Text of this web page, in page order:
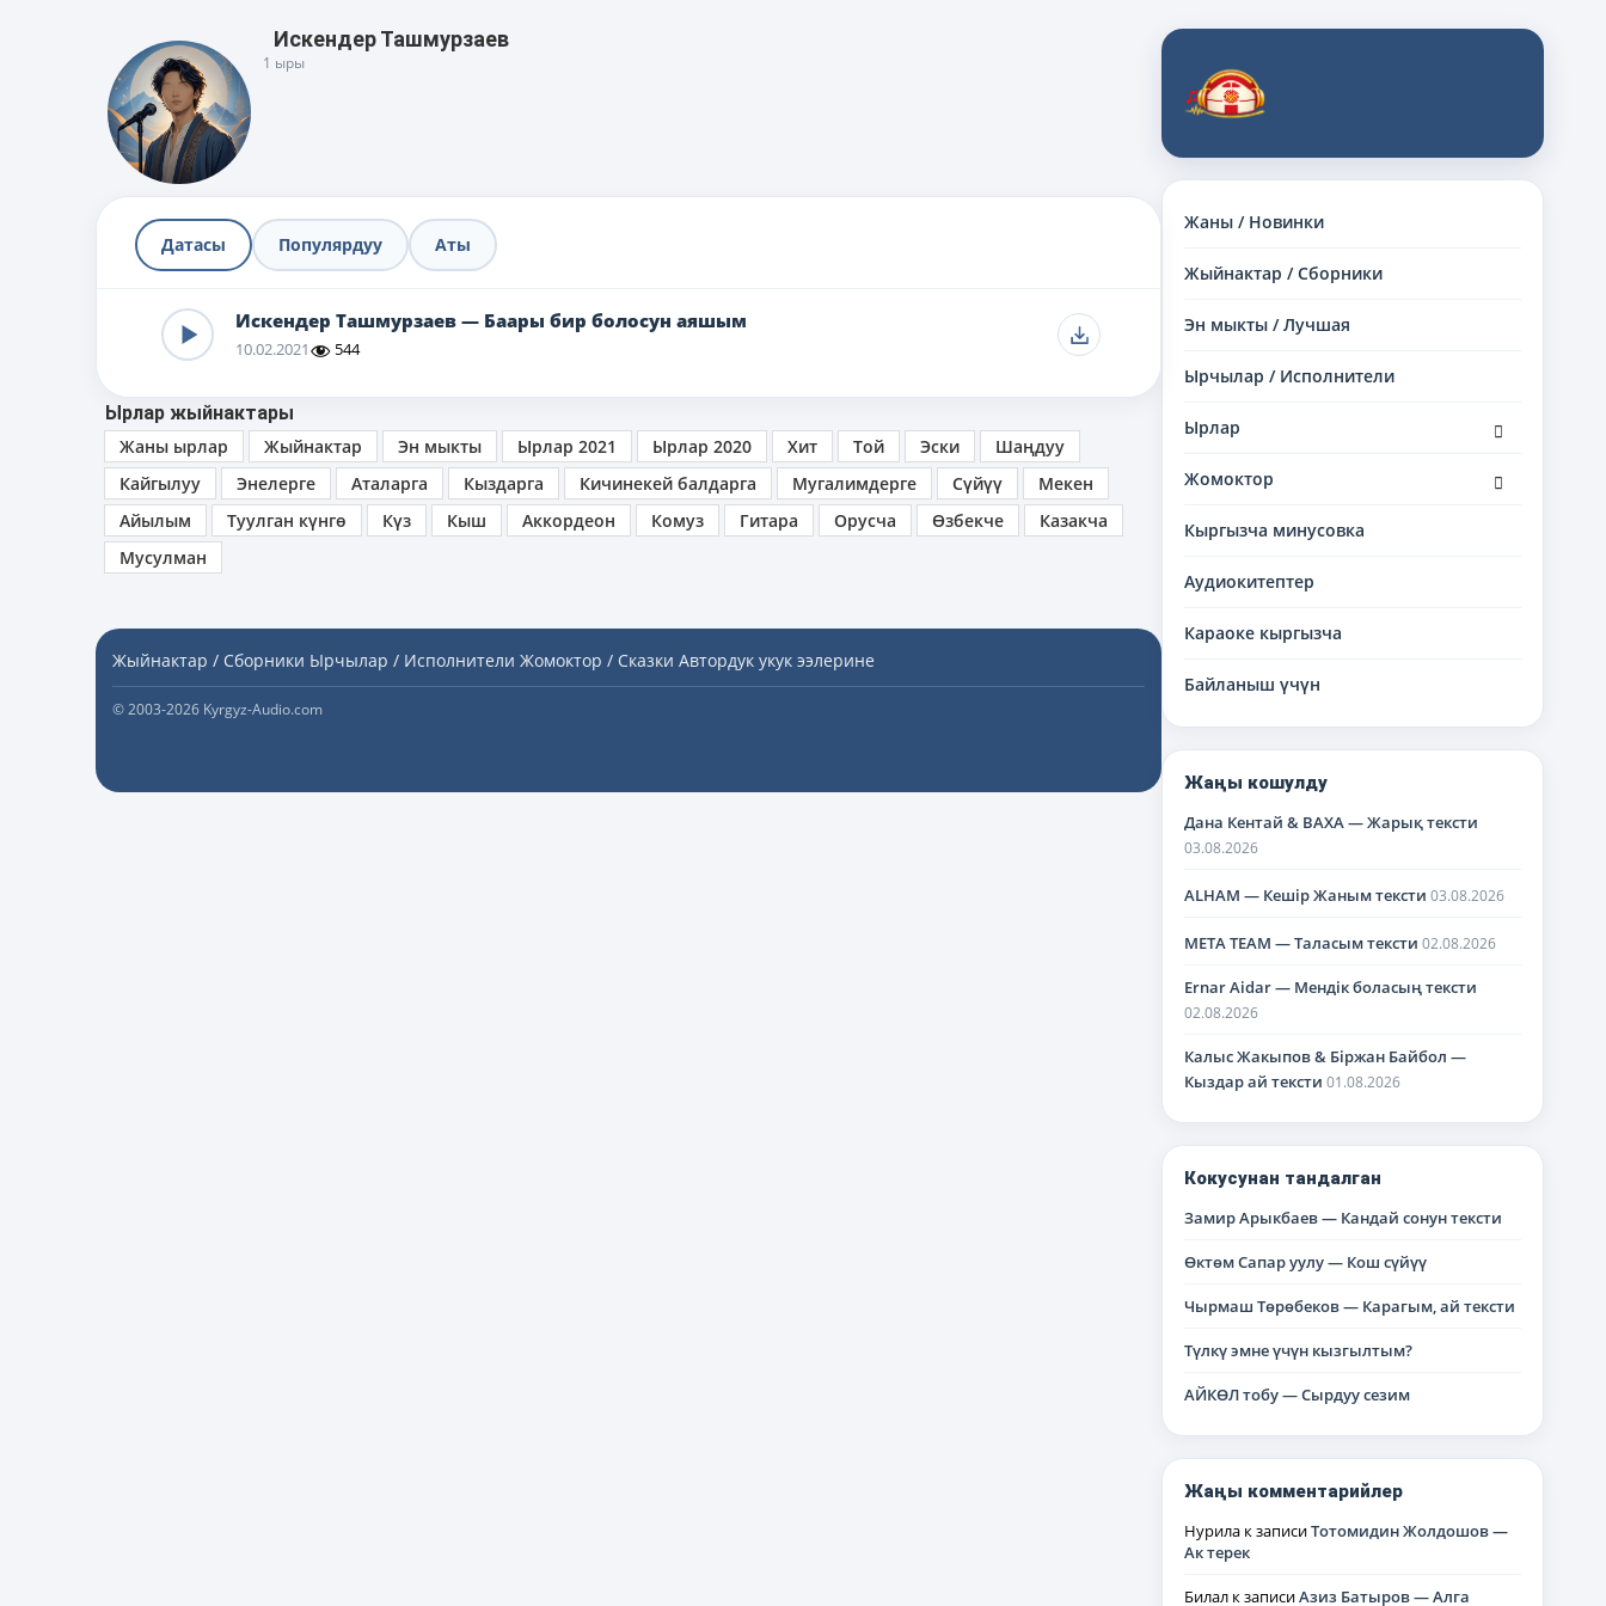
Жаны / Новинки
Жыйнактар / Сборники
Эн мыкты / Лучшая
Ырчылар / Исполнители
Ырлар
дочернее
Жомоктор
дочернее
Кыргызча минусовка
Аудиокитептер
Караоке кыргызча
Байланыш үчүн
Жаңы кошулду
Дана Кентай & BAXA — Жарық тексти
03.08.2026
ALHAM — Кешір Жаным тексти 03.08.2026
META TEAM — Таласым тексти 02.08.2026
Ernar Aidar — Мендік боласың тексти
02.08.2026
Калыс Жакыпов & Біржан Байбол —
Кыздар ай тексти 01.08.2026
Кокусунан тандалган
Замир Арыкбаев — Кандай сонун тексти
Өктөм Сапар уулу — Кош сүйүү
Чырмаш Төрөбеков — Карагым, ай тексти
Түлкү эмне үчүн кызгылтым?
АЙКӨЛ тобу — Сырдуу сезим
Жаңы комментарийлер
Нурила к записиТотомидин Жолдошов —
Ак терек
Билал к записиАзиз Батыров — Алга
Искендер Ташмурзаев
1 ыры
Датасы Популярдуу Аты
Искендер Ташмурзаев — Баары бир болосун аяшым
10.02.2021 544
Ырлар жыйнактары
Жаны ырлар
Жыйнактар Эн мыкты Ырлар 2021 Ырлар 2020 Хит Той Эски
Шаңдуу
Кайгылуу
Энелерге Аталарга Кыздарга Кичинекей балдарга Мугалимдерге Сүйүү
Мекен
Айылым
Туулган күнгө Күз Кыш Аккордеон Комуз Гитара Орусча Өзбекче
Казакча
Мусулман
Жыйнактар / Сборники Ырчылар / Исполнители Жомоктор / Сказки Автордук укук ээлерине
© 2003-2026 Kyrgyz-Audio.com